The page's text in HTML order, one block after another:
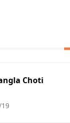
Bangla Choti